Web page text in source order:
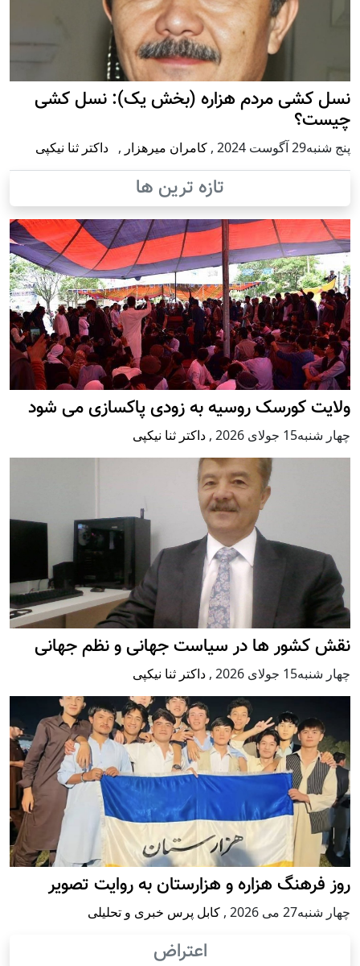
نسل کشی مردم هزاره (بخش یک): نسل کشی
چیست؟
پنج شنبه29 آگوست 2024 , کامران میرهزار , داکتر ثنا نیکپی
تازه ترین ها
ولایت کورسک روسیه به زودی پاکسازی می شود
چهار شنبه15 جولای 2026 , داکتر ثنا نیکپی
نقش کشور ها در سیاست جهانی و نظم جهانی
چهار شنبه15 جولای 2026 , داکتر ثنا نیکپی
روز فرهنگ هزاره و هزارستان به روایت تصویر
چهار شنبه27 می 2026 , کابل پرس خبری و تحلیلی
اعتراض